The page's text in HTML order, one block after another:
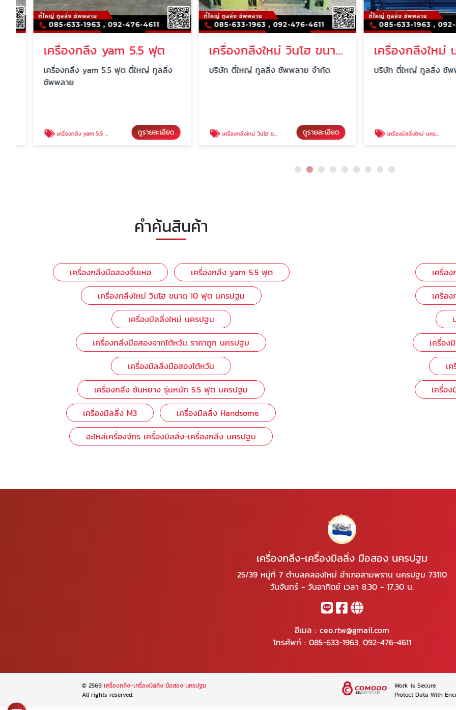
เครื่องกลึง yam 5.5 ฟุต
เครื่องกลึง yam 5.5 ฟุต ตี๋ใหญ่ ทูลลิ่ง
ซัพพลาย
เครื่องกลึง yam 5.5 ฟุต ดูรายละเอียด
เครื่องกลึงใหม่ วินโฮ ขนาด 10 ฟุต นครปฐม
บริษัท ตี๋ใหญ่ ทูลลิ่ง ซัพพลาย จำกัด
เครื่องกลึงใหม่ วินโฮ ขนาด 10 ฟุต นครปฐม ดูรายละเอียด
เครื่องกลึงใหม่ นค
บริษัท ตี๋ใหญ่ ทูลลิ่ง ซัพพลา
เครื่องมิลลิ่งใหม่ นครปฐม
คำค้นสินค้า
เครื่องกลึงมือสองจิ้นเหอ
เครื่องกลึง yam 5.5 ฟุต
เครื่องกลึงใหม่ วินโฮ ขนาด 10 ฟุต นครปฐม
เครื่องมิลลิ่งใหม่ นครปฐม
เครื่องกลึงมือสองจากไต้หวัน ราคาถูก นครปฐม
เครื่องมิลลิ่งมือสองไต้หวัน
เครื่องกลึง ซันหยาง รุ่นหนัก 5.5 ฟุต นครปฐม
เครื่องมิลลิ่ง M3
เครื่องมิลลิ่ง Handsome
อะไหล่เครื่องจักร เครื่องมิลลิ่ง-เครื่องกลึง นครปฐม
เครื่อ
เครื่อ
เครื่อ
เ
เครื่อ
เครื่องกลึง-เครื่องมิลลิ่ง มือสอง นครปฐม
25/39 หมู่ที่ 7 ตำบลคลองใหม่ อำเภอสามพราน นครปฐม 73110
วันจันทร์ - วันอาทิตย์ เวลา 8.30 - 17.30 น.
อีเมล : ceo.rtw@gmail.com
โทรศัพท์ : 085-633-1963, 092-476-4611
© 2569เครื่องกลึง-เครื่องมิลลิ่ง มือสอง นครปฐม
All rights reserved.
Work is Secure
Protect Data With